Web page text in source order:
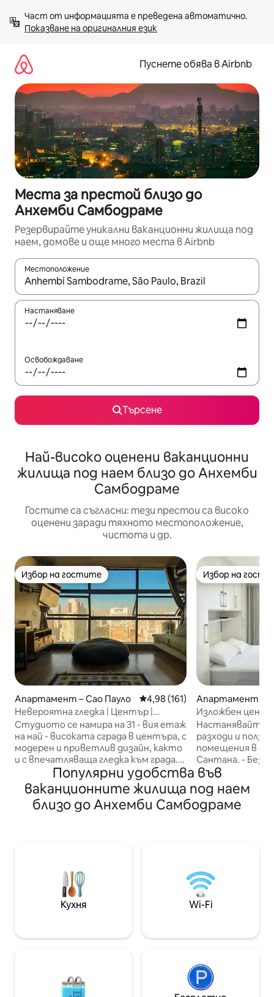
към
съдържанието
Показване на оригиналния език
Пуснете обява в Airbnb
Места за престой близо до
Анхемби Самбодраме
Резервирайте уникални ваканционни жилища под
наем, домове и още много места в Airbnb
Местоположение
Когато резултатите се покажат, използвайте
Настаняване
Освобождаване
Търсене
Най-високо оценени ваканционни
жилища под наем близо до Анхемби
Самбодраме
Гостите са съгласни: тези престои са високо
оценени заради тяхното местоположение,
чистота и др.
Избор на гостите
Избор на гостите
Апартамент – Сао Пауло Средна оценка: 4,98 от 5,
4,98 (161)
Невероятна гледка | Център |
Дизайнерско студио | 31-ви етаж
Студиото се намира на 31 - вия етаж
на най - високата сграда в центъра, с
модерен и приветлив дизайн, както
и с впечатляваща гледка към града.
От прозореца можете да се
възхитите на долината Анхангабау,
историческия център, антените на
Ав. Паулиста: един от най-
- инчов телевизор с приложения,
кухня, оборудвана с основни прибори,
готварски плот (1 уста),
микровълнова печка и минибар.
Избор на
Избор на
Апартамент –
ão Paulo
Изложбен
Апартамент
Настанявайте
разходи и
помещения в
Сантана. - Без такса за почистване -
Vivo -
верандата -
Сигурност и
Campo de Marte,
Açúcar,
Burger King,
D
Популярни удобства във
ваканционните жилища под наем
близо до Анхемби Самбодраме
Кухня Wi-Fi